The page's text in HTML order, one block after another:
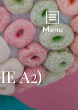
Menu
A2)